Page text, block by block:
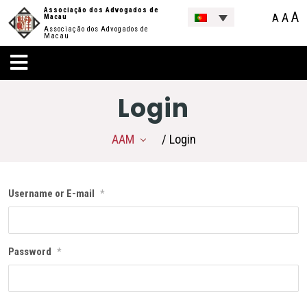
Associação dos Advogados de
Macau
Associação dos Advogados de
Macau
A AA
Login
AAM / Login
Username or E-mail *
Password *